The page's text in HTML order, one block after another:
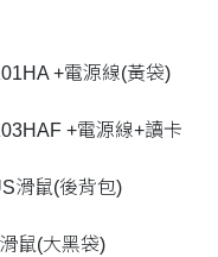
+電源線(黃袋)
+電源線+讀卡
滑鼠(後背包)
鼠(大黑袋)